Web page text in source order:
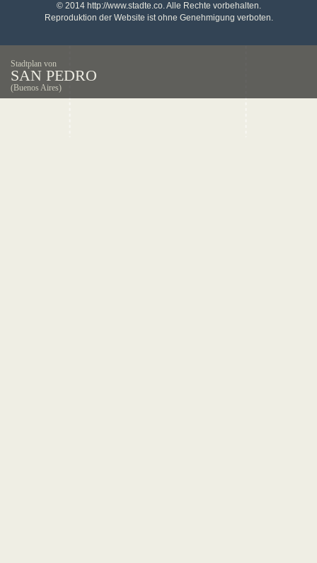
© 2014 http://www.stadte.co. Alle Rechte vorbehalten.
Reproduktion der Website ist ohne Genehmigung verboten.
Stadtplan von
SAN PEDRO
(Buenos Aires)